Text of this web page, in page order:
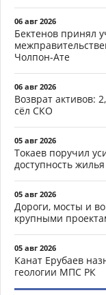
06 авг 2026
Бектенов принял
Чолпон-Ате
06 авг 2026
Возврат активов:
сёл СКО
05 авг 2026
Токаев поручил
доступность жилья
05 авг 2026
Дороги, мосты и
крупными
05 авг 2026
Канат Ерубаев
геологии МПС РК